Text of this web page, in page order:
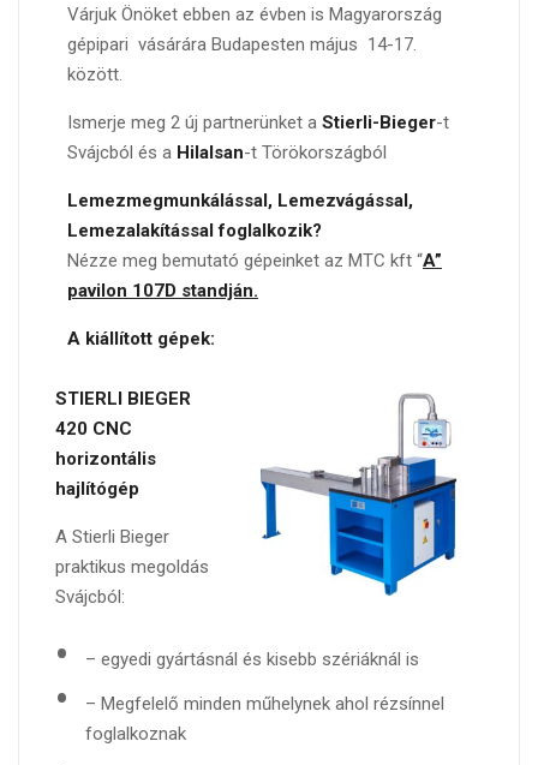
Várjuk Önöket ebben az évben is Magyarország
gépipari vásárára Budapesten május 14-17.
között.
Ismerje meg 2 új partnerünket a Stierli-Bieger-t
Svájcból és a Hilalsan-t Törökországból
Lemezmegmunkálással, Lemezvágással,
Lemezalakítással foglalkozik?
Nézze meg bemutató gépeinket az MTC kft “A”
pavilon 107D standján.
A kiállított gépek:
STIERLI BIEGER
420 CNC
horizontális
hajlítógép
A Stierli Bieger
praktikus megoldás
Svájcból:
– egyedi gyártásnál és kisebb szériáknál is
– Megfelelő minden műhelynek ahol rézsínnel
foglalkoznak